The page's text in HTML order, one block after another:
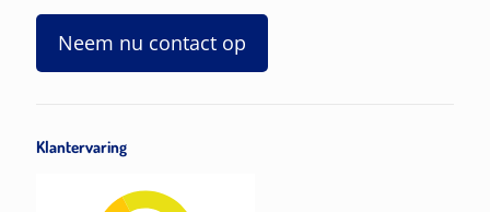
Neem nu contact op
Klantervaring